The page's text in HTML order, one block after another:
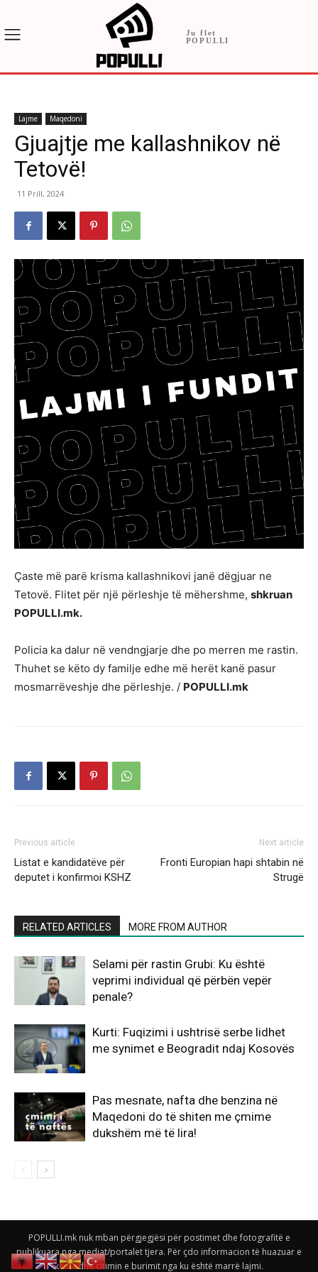
Ju flet
POPULLI
Lajme Maqedoni
Gjuajtje me kallashnikov në
Tetovë!
11 Prill, 2024
Çaste më parë krisma kallashnikovi janë dëgjuar ne
Tetovë. Flitet për një përleshje të mëhershme, shkruan
POPULLI.mk.
Policia ka dalur në vendngjarje dhe po merren me rastin.
Thuhet se këto dy familje edhe më herët kanë pasur
mosmarrëveshje dhe përleshje. / POPULLI.mk
Previous article
Listat e kandidatëve për
deputet i konfirmoi KSHZ
Next article
Fronti Europian hapi shtabin në
Strugë
RELATED ARTICLES MORE FROM AUTHOR
Selami për rastin Grubi: Ku është
veprimi individual që përbën vepër
penale?
Kurti: Fuqizimi i ushtrisë serbe lidhet
me synimet e Beogradit ndaj Kosovës
Pas mesnate, nafta dhe benzina në
Maqedoni do të shiten me çmime
dukshëm më të lira!
POPULLI.mk nuk mban përgjegjësi për postimet dhe fotografitë e
publikuara nga mediat/portalet tjera. Për çdo informacion të huazuar e
keni edhe citimin e burimit nga ku është marrë lajmi.